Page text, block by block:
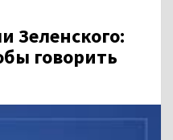
Зеленского:
говорить